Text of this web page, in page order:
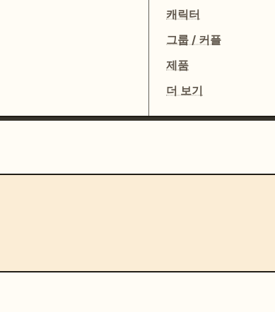
캐릭터
그룹 / 커플
제품
더 보기